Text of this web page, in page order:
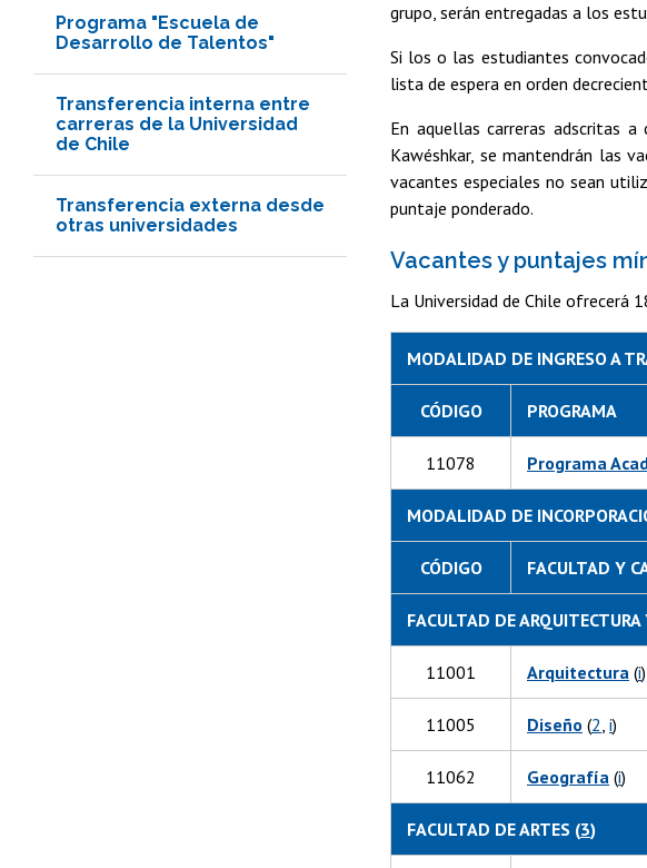
Programa "Escuela de
Desarrollo de Talentos"
Transferencia interna entre
carreras de la Universidad
de Chile
Transferencia externa desde
otras universidades
grupo, serán entregadas a los
Si los o las estudiantes
lista de espera en orden
En aquellas carreras adscritas
Kawéshkar, se mantendrán las
vacantes especiales no sean
puntaje ponderado.
Vacantes y puntajes
La Universidad de Chile ofrecerá
MODALIDAD DE INGRESO A
CÓDIGO PROGRAMA
11078 Programa
MODALIDAD DE
CÓDIGO FACULTAD Y
FACULTAD DE
11001 Arquitectura (i)
11005 Diseño (2 i)
11062 Geografía (i)
FACULTAD DE ARTES (3)